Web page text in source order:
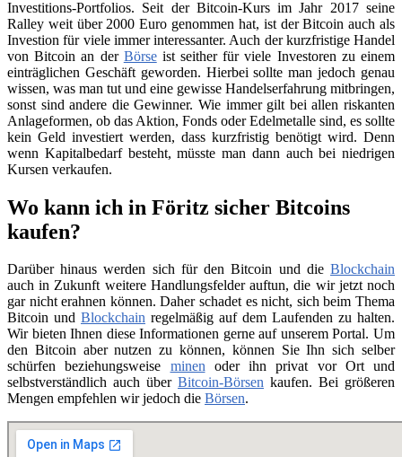
Investitions-Portfolios. Seit der Bitcoin-Kurs im Jahr 2017 seine
Ralley weit über 2000 Euro genommen hat, ist der Bitcoin auch als
Investion für viele immer interessanter. Auch der kurzfristige Handel
von Bitcoin an der Börseist seither für viele Investoren zu einem
einträglichen Geschäft geworden. Hierbei sollte man jedoch genau
wissen, was man tut und eine gewisse Handelserfahrung mitbringen,
sonst sind andere die Gewinner. Wie immer gilt bei allen riskanten
Anlageformen, ob das Aktion, Fonds oder Edelmetalle sind, es sollte
kein Geld investiert werden, dass kurzfristig benötigt wird. Denn
wenn Kapitalbedarf besteht, müsste man dann auch bei niedrigen
Kursen verkaufen.
Wo kann ich in Föritz sicher Bitcoins
kaufen?
Darüber hinaus werden sich für den Bitcoin und die Blockchain
auch in Zukunft weitere Handlungsfelder auftun, die wir jetzt noch
gar nicht erahnen können. Daher schadet es nicht, sich beim Thema
Bitcoin und Blockchain regelmäßig auf dem Laufenden zu halten.
Wir bieten Ihnen diese Informationen gerne auf unserem Portal. Um
den Bitcoin aber nutzen zu können, können Sie Ihn sich selber
schürfen beziehungsweise minenoder ihn privat vor Ort und
selbstverständlich auch über Bitcoin-Börsen kaufen. Bei größeren
Mengen empfehlen wir jedoch die Börsen.